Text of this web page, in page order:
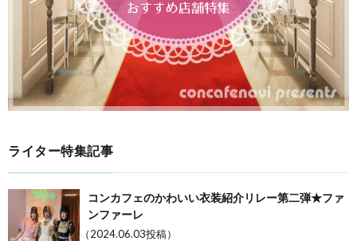
ライター特集記事
コンカフェのかわいい衣装紹介リレー第二弾★ファ
ンファーレ
（2024.06.03投稿）